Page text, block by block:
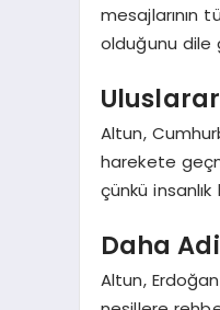
mesajlarının
olduğunu dile
Altun,
harekete
çünkü
Daha
Altun,